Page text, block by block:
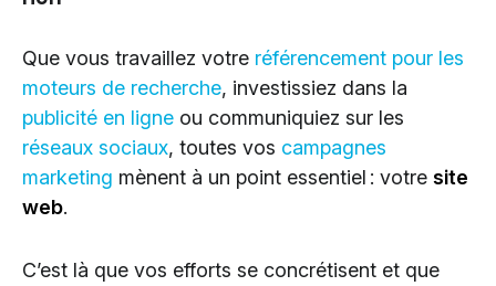
Que vous travaillez votre référencement pour les
moteurs de recherche, investissiez dans la
publicité en ligne ou communiquiez sur les
réseaux sociaux, toutes vos campagnes
marketing mènent à un point essentiel : votre site
web.
C’est là que vos efforts se concrétisent et que